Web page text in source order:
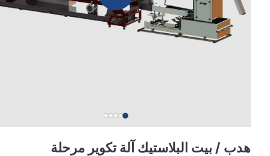
هدب / بيت البلاستيك آلة تكوير مرحلة